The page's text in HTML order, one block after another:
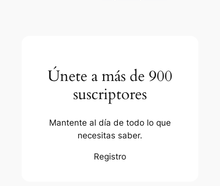
Únete a más de 900
suscriptores
Mantente al día de todo lo que
necesitas saber.
Registro